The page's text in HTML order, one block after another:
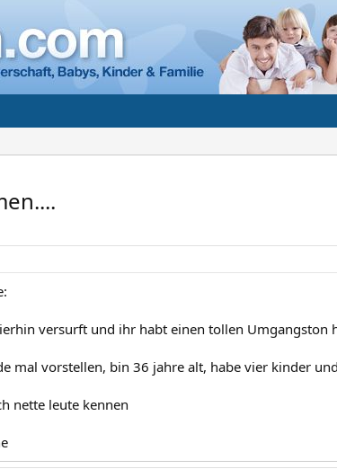
versurft und ihr habt einen tollen Umgangston
mal vorstellen, bin 36 jahre alt, habe vier kinder
nette leute kennen